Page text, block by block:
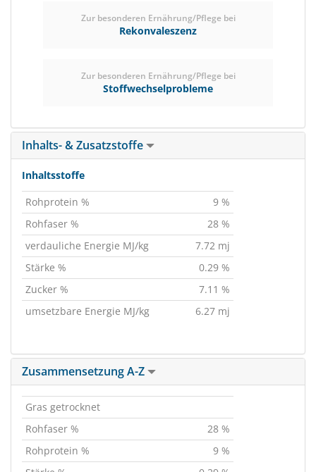
Zur besonderen Ernährung/Pflege bei
Rekonvaleszenz
Zur besonderen Ernährung/Pflege bei
Stoffwechselprobleme
Inhalts- & Zusatzstoffe
Inhaltsstoffe
Rohprotein %
9 %
Rohfaser %
28 %
verdauliche Energie MJ/kg
7.72 mj
Stärke %
0.29 %
Zucker %
7.11 %
umsetzbare Energie MJ/kg
6.27 mj
Zusammensetzung A-Z
Gras getrocknet
Rohfaser %
28 %
Rohprotein %
9 %